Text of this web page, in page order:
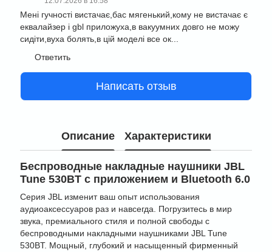
Мені гучності вистачає,бас мягенький,кому не вистачає є
еквалайзер і gbl приложуха,в вакуумних довго не можу
сидіти,вуха болять,в цій моделі все ок...
Ответить
Написать отзыв
Описание Характеристики
Беспроводные накладные наушники JBL
Tune 530BT с приложением и Bluetooth 6.0
Серия JBL изменит ваш опыт использования
аудиоаксессуаров раз и навсегда. Погрузитесь в мир
звука, премиального стиля и полной свободы с
беспроводными накладными наушниками JBL Tune
530BT. Мощный, глубокий и насыщенный фирменный